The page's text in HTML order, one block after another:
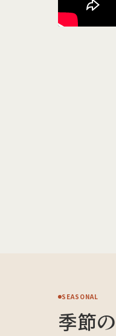
SEASONAL
季節の